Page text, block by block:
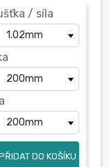
/ síla
DO KOŠÍKU